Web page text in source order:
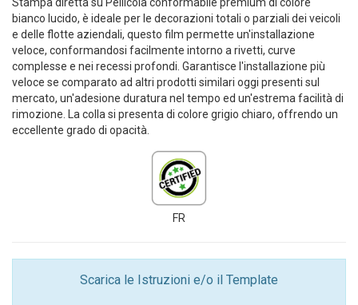
bianco lucido, è ideale per le decorazioni totali o parziali dei veicoli
e delle flotte aziendali, questo film permette un'installazione
veloce, conformandosi facilmente intorno a rivetti, curve
complesse e nei recessi profondi. Garantisce l'installazione più
veloce se comparato ad altri prodotti similari oggi presenti sul
mercato, un'adesione duratura nel tempo ed un'estrema facilità di
rimozione. La colla si presenta di colore grigio chiaro, offrendo un
eccellente grado di opacità.
FR
Scarica le Istruzioni e/o il Template